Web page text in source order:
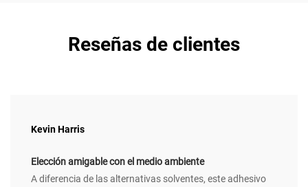
Reseñas de clientes
Kevin Harris
Elección amigable con el medio ambiente
A diferencia de las alternativas solventes, este adhesivo